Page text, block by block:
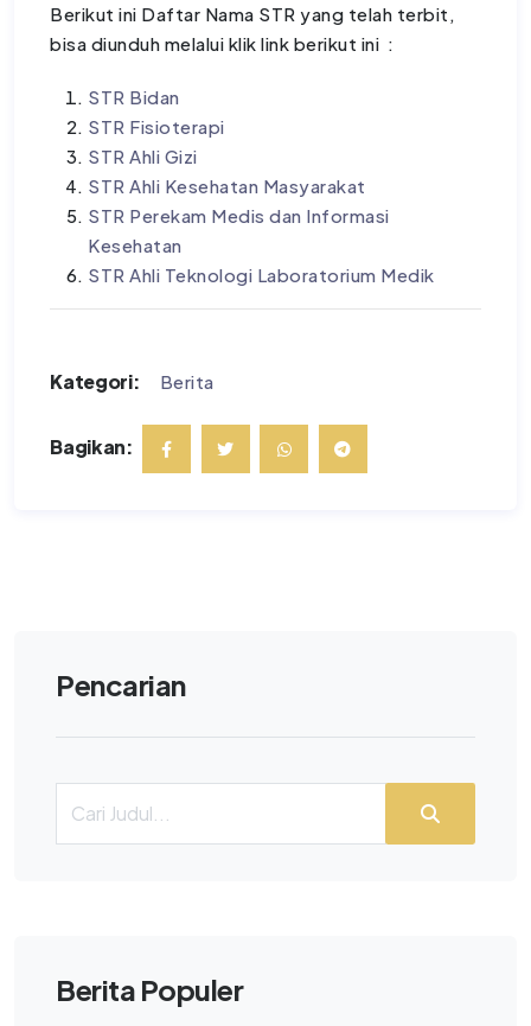
Berikut ini Daftar Nama STR yang telah terbit,
bisa diunduh melalui klik link berikut ini :
STR Bidan
STR Fisioterapi
STR Ahli Gizi
STR Ahli Kesehatan Masyarakat
STR Perekam Medis dan Informasi
Kesehatan
STR Ahli Teknologi Laboratorium Medik
Kategori: Berita
Bagikan:
Pencarian
Berita Populer